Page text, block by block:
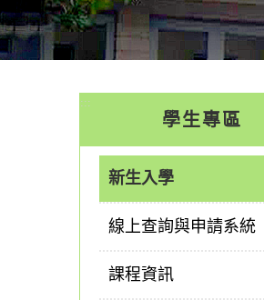
:::
學生專區
新生入學
線上查詢與申請系統
課程資訊